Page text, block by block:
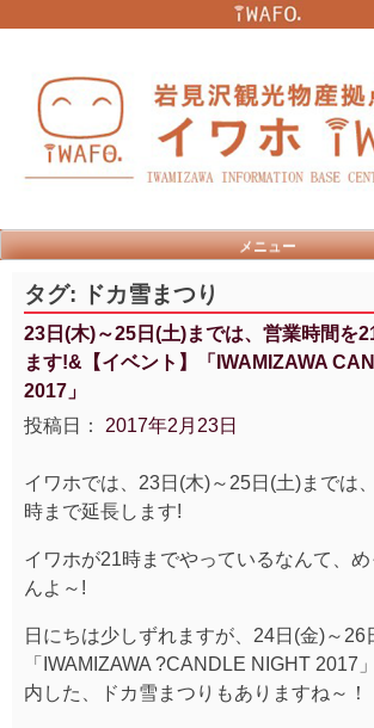
メニュー
タグ: ドカ雪まつり
23日(木)～25日(土)までは、営業時間を
ます!&【イベント】「IWAMIZAWA
2017」
投稿日： 2017年2月23日
イワホでは、23日(木)～25日(土)までは
時まで延長します!
イワホが21時までやっているなんて、
んよ～!
日にちは少しずれますが、24日(金)～26
「IWAMIZAWA ?CANDLE NIGHT 2017
内した、ドカ雪まつりもありますね～！